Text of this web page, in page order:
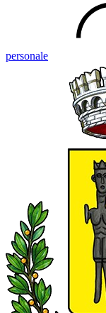
personale